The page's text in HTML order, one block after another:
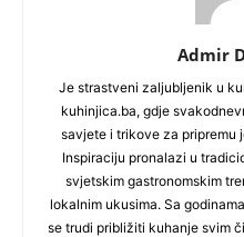
Admir
Je strastveni zaljubljenik u
kuhinjica.ba, gdje
savjete i trikove za pripremu
Inspiraciju pronalazi u
svjetskim gastronomskim
lokalnim ukusima. Sa
se trudi približiti kuhanje svim